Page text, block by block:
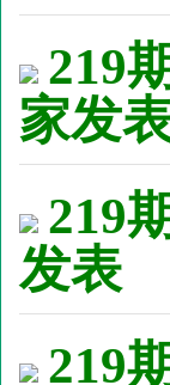
219
家发
219
发表
219